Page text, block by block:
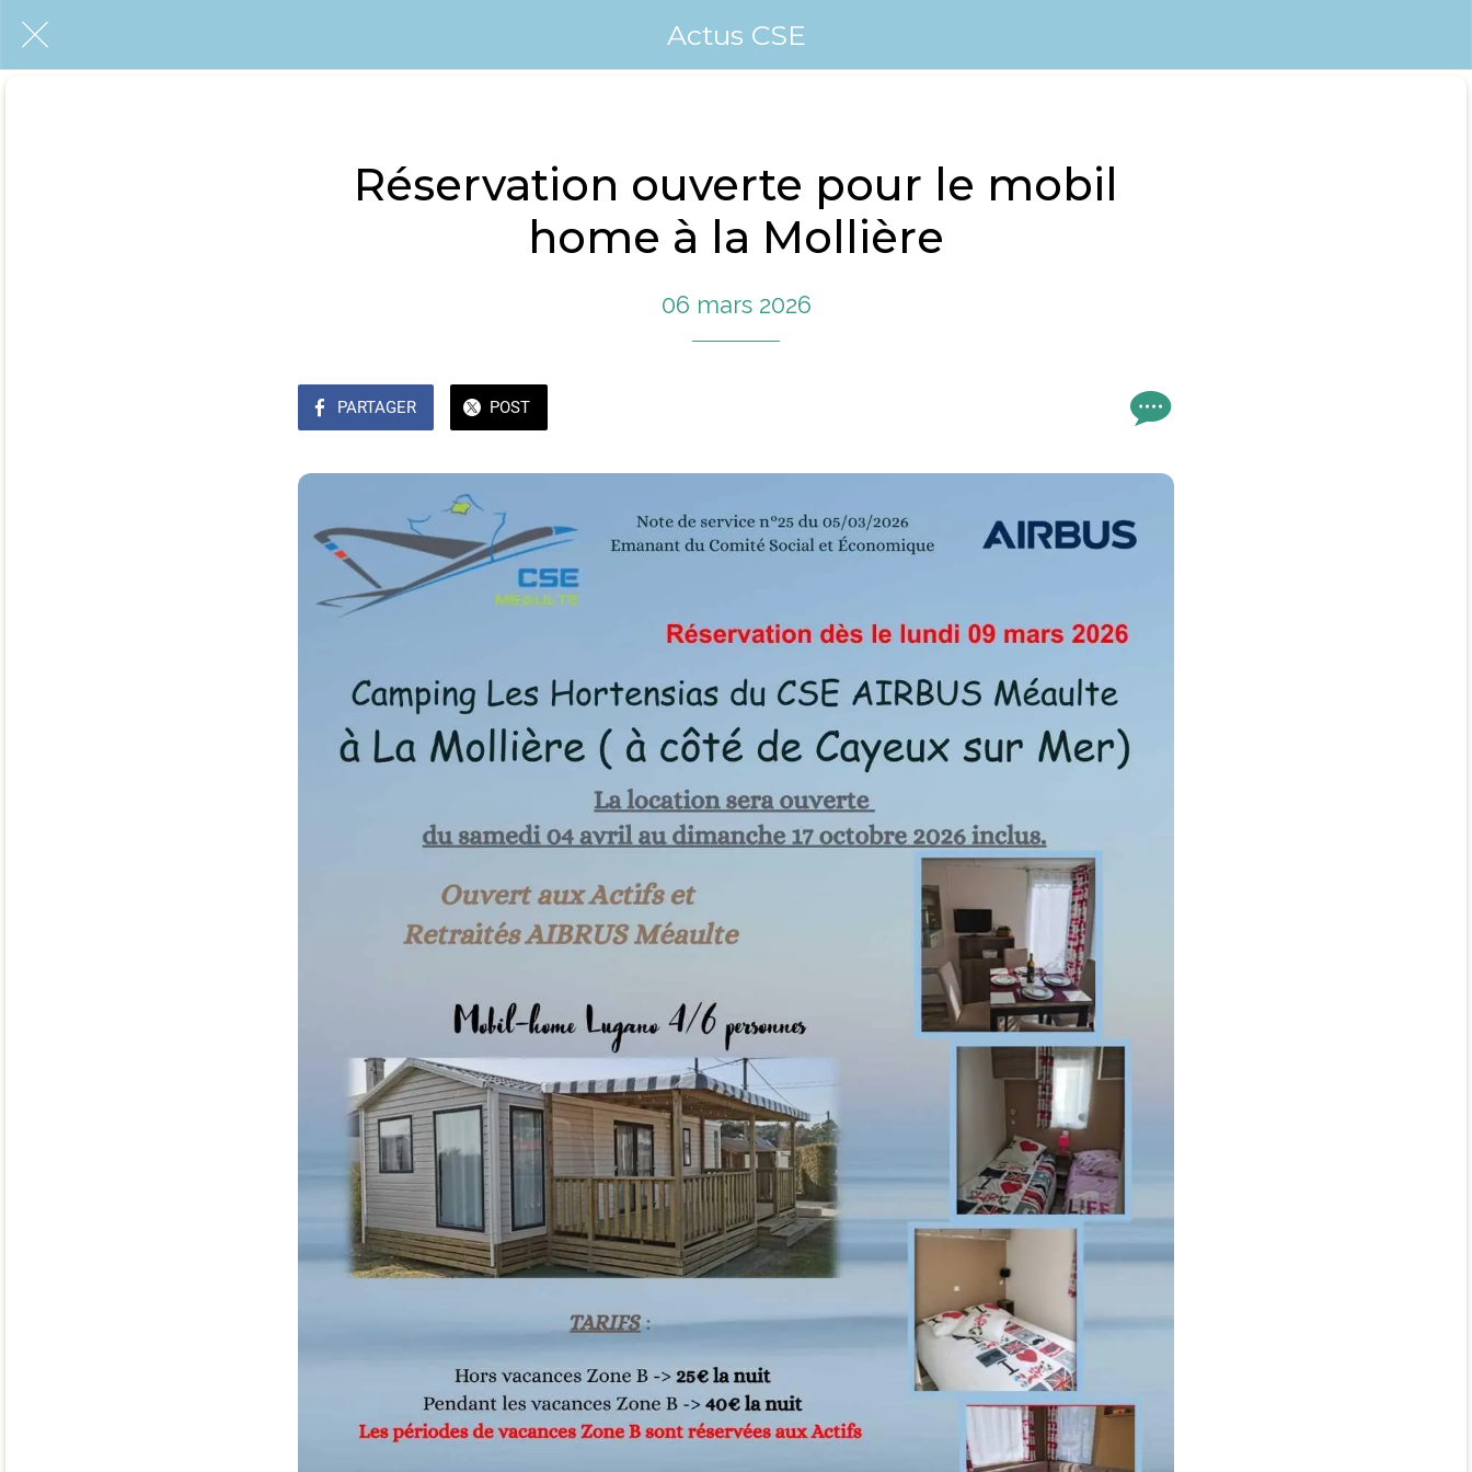
Actus CSE
Réservation ouverte pour le mobil
home à la Mollière
06 mars 2026
PARTAGER POST